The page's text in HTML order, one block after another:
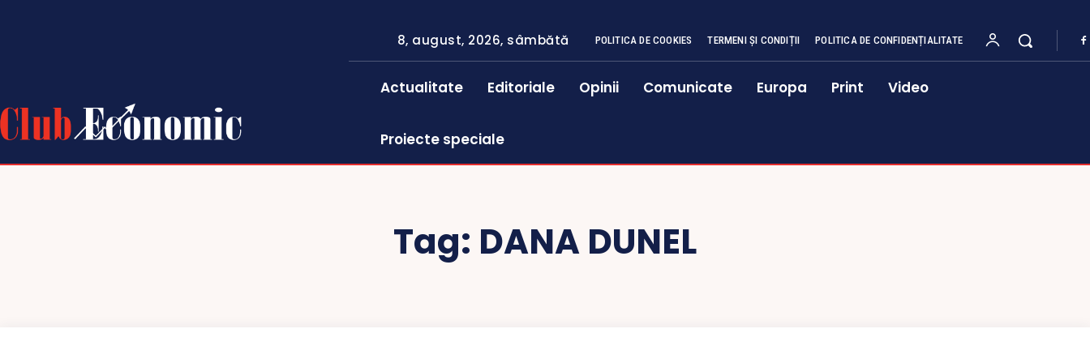
8, august, 2026, sâmbătă POLITICA DE COOKIES TERMENI ȘI CONDIȚII POLITICA DE CONFIDENȚIALITATE
Actualitate Editoriale Opinii Comunicate Europa Print Video
Proiecte speciale
Tag: DANA DUNEL